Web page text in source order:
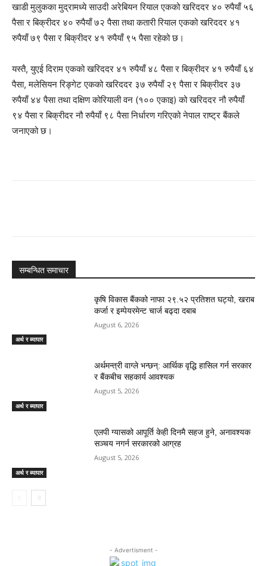
खाडी मुलुकका मुद्रामध्ये साउदी अरेबियन रियाल एकको खरिददर ४० रुपैयाँ ५६
पैसा र बिक्रीदर ४० रुपैयाँ ७२ पैसा तथा कतारी रियाल एकको खरिददर ४१
रुपैयाँ ७९ पैसा र बिक्रीदर ४१ रुपैयाँ ९५ पैसा रहेको छ।
यस्तै, युएई दिराम एकको खरिददर ४१ रुपैयाँ ४८ पैसा र बिक्रीदर ४१ रुपैयाँ ६४
पैसा, मलेसियन रिङ्गेट एकको खरिददर ३७ रुपैयाँ २९ पैसा र बिक्रीदर ३७
रुपैयाँ ४४ पैसा तथा दक्षिण कोरियाली वन (१०० एकाइ) को खरिददर नौ रुपैयाँ
९४ पैसा र बिक्रीदर नौ रुपैयाँ ९८ पैसा निर्धारण गरिएको नेपाल राष्ट्र बैंकले
जनाएको छ।
सम्बन्धित समाचार
अर्थ र ब्यापार
कृषि विकास बैंकको नाफा २९.५२ प्रतिशत घट्यो, खराब
कर्जा र इम्पेयरमेन्ट चार्ज बढ्दा दबाब
August 6, 2026
अर्थ र ब्यापार
अर्थमन्त्री वाग्ले भन्छन्: आर्थिक वृद्धि हासिल गर्न सरकार
र बैंकबीच सहकार्य आवश्यक
August 5, 2026
अर्थ र ब्यापार
एलपी ग्यासको आपूर्ति केही दिनमै सहज हुने, अनावश्यक
सञ्चय नगर्न सरकारको आग्रह
August 5, 2026
- Advertisment -